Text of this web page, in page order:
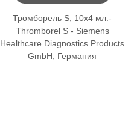
Тромборель S, 10х4 мл.-
Thromborel S - Siemens
Healthcare Diagnostics Products
GmbH, Германия